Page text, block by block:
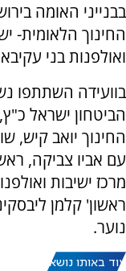
בבנייני האומה
החינוך הלאומית-
ואולפנות בני
בוועידה השתתפו
הביטחון ישראל
החינוך יואב קיש,
עם אביו צביקה,
מרכז ישיבות
ראשון' קלמן
נוער.
עוד באותו נושא: